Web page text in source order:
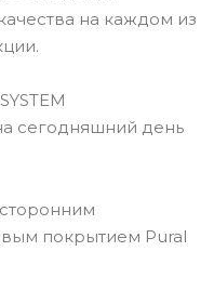
на каждом из
сегодняшний день
покрытием Pural